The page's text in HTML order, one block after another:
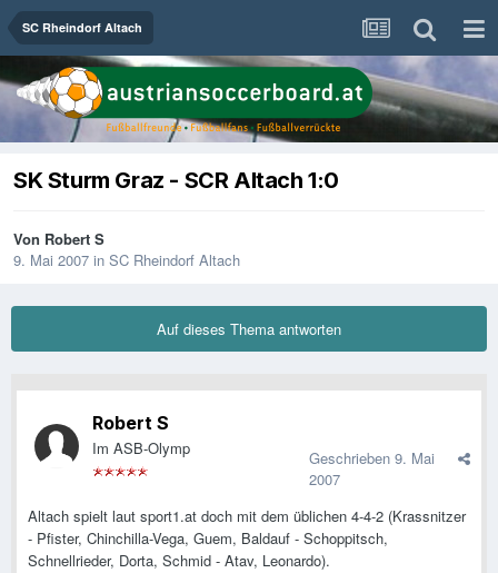
SC Rheindorf Altach
SK Sturm Graz - SCR Altach 1:0
Von Robert S
9. Mai 2007 in SC Rheindorf Altach
Auf dieses Thema antworten
Robert S
Im ASB-Olymp Geschrieben 9. Mai
2007
Altach spielt laut sport1.at doch mit dem üblichen 4-4-2 (Krassnitzer
- Pfister, Chinchilla-Vega, Guem, Baldauf - Schoppitsch,
Schnellrieder, Dorta, Schmid - Atav, Leonardo).